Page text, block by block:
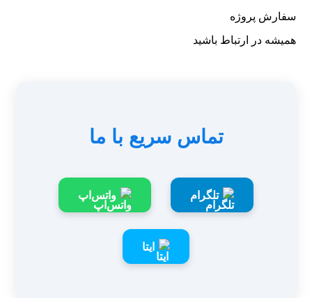
سفارش پروژه
همیشه در ارتباط باشید
تماس سریع با ما
تلگرام واتس‌اپ
ایتا